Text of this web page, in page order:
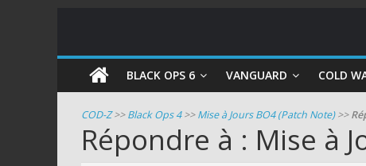
COD
Zombie
Guides
BLACK OPS 6 VANGUARD COLD
COD-Z>>Black Ops 4>>Mise à Jours BO4 (Patch Note)>>
Répondre à : Mise à